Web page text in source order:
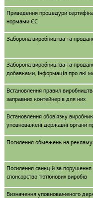
Приведення процедури
нормами ЄС
Заборона виробництва та
Заборона виробництва та
добавками, інформація про які
Встановлення правил
заправних контейнерів для них
Встановлення обов'язку
уповноважені державні органи
Посилення обмежень на
Посилення санкцій за
спонсорство тютюнових виробів
Визначення уповноваженого